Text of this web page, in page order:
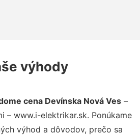
výhody
cena Devínska Nová Ves –
– www.i-elektrikar.sk. Ponúkame
výhod a dôvodov, prečo sa